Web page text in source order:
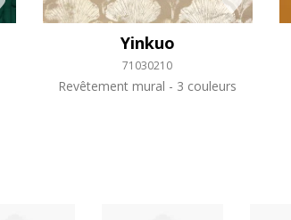
Yinkuo
71030210
Revêtement mural 3 couleurs